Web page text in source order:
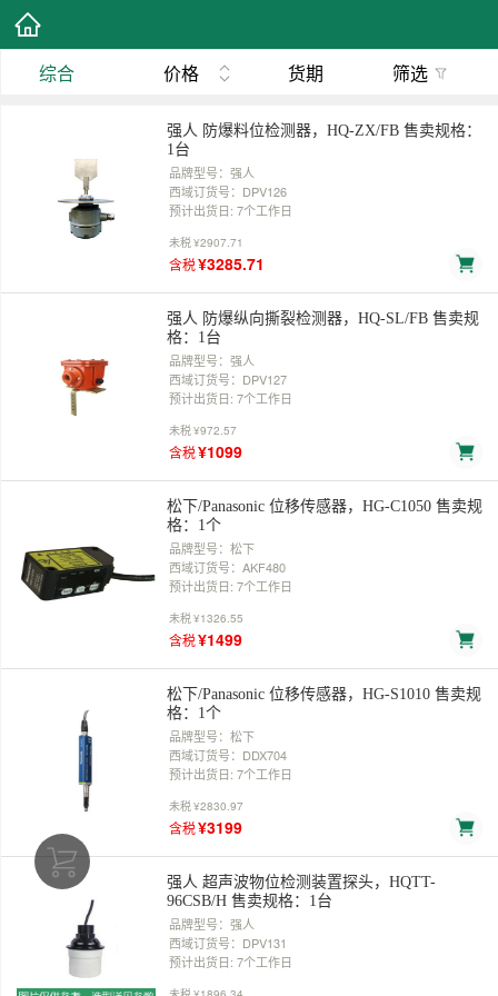
综合 价格 货期 筛选
强人 防爆料位检测器，HQ-ZX/FB 售卖规格：
1台
品牌型号：强人
西域订货号：DPV126
预计出货日: 7个工作日
未税¥2907.71
含税¥3285.71
强人 防爆纵向撕裂检测器，HQ-SL/FB 售卖规
格：1台
品牌型号：强人
西域订货号：DPV127
预计出货日: 7个工作日
未税¥972.57
含税¥1099
松下/Panasonic 位移传感器，HG-C1050 售卖规
格：1个
品牌型号：松下
西域订货号：AKF480
预计出货日: 7个工作日
未税¥1326.55
含税¥1499
松下/Panasonic 位移传感器，HG-S1010 售卖规
格：1个
品牌型号：松下
西域订货号：DDX704
预计出货日: 7个工作日
未税¥2830.97
含税¥3199
强人 超声波物位检测装置探头，HQTT-
96CSB/H 售卖规格：1台
品牌型号：强人
西域订货号：DPV131
预计出货日: 7个工作日